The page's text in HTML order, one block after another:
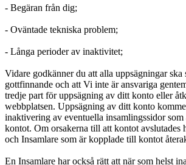
- Begäran från dig;
- Oväntade tekniska problem;
- Långa perioder av inaktivitet;
Vidare godkänner du att alla uppsägningar ska
gottfinnande och att Vi inte är ansvariga
tredje part för uppsägning av ditt konto eller
webbplatsen. Uppsägning av ditt konto
inaktivering av eventuella insamlingssidor
kontot. Om orsakerna till att kontot avslutades
och Insamlare som är kopplade till kontot
En Insamlare har också rätt att när som helst